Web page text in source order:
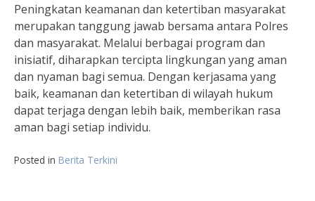
Peningkatan keamanan dan ketertiban masyarakat
merupakan tanggung jawab bersama antara Polres
dan masyarakat. Melalui berbagai program dan
inisiatif, diharapkan tercipta lingkungan yang aman
dan nyaman bagi semua. Dengan kerjasama yang
baik, keamanan dan ketertiban di wilayah hukum
dapat terjaga dengan lebih baik, memberikan rasa
aman bagi setiap individu.
Posted in Berita Terkini